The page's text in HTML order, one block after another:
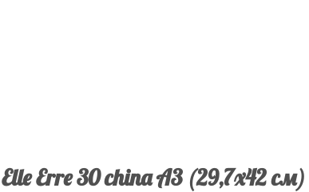
Erre 30 china А3 (29,7х42